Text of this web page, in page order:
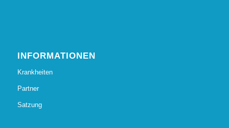
INFORMATIONEN
Krankheiten
Partner
Satzung